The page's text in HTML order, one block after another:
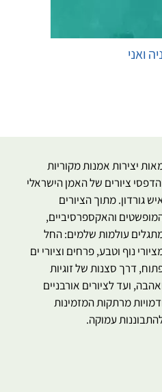
ואני
יצירות אמנות מקוריות
ציורים של האמן הישראלי
גורדון. מתוך הציורים
והאקספרסיביים,
עולמות שלמים: החל
נוף וטבע, פרחים וציורי ים
דרך סצנות של זוגיות
ועד לציורים אורבניים
מרתקות המזמינות
עמוקה.